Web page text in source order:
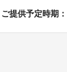
ご提供予定時期